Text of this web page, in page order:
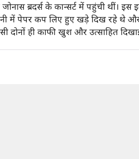
जोनास ब्रदर्स के कान्सर्ट में पहुंची थीं।
में पेपर कप लिए हुए खड़े दिख रहे थे
दोनों ही काफी खुश और उत्साहित